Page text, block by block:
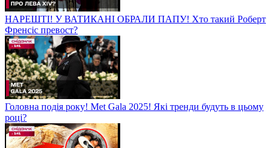
НАРЕШТІ! У ВАТИКАНІ ОБРАЛИ ПАПУ! Хто такий Роберт
Френсіс превост?
Головна подія року! Met Gala 2025! Які тренди будуть в цьому
році?